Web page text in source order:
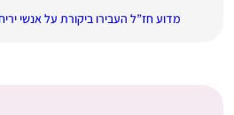
מדוע חז”ל העבירו ביקורת על אנשי